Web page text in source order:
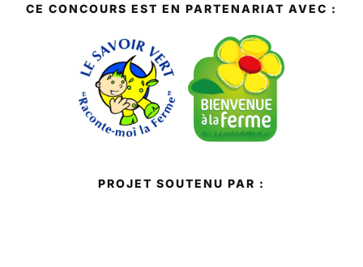
CE CONCOURS EST EN PARTENARIAT AVEC :
PROJET SOUTENU PAR :